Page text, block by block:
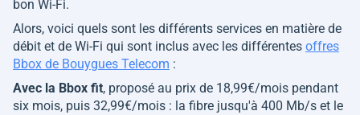
bon Wi-Fi.
Alors, voici quels sont les différents services en matière de
débit et de Wi-Fi qui sont inclus avec les différentes offres
Bbox de Bouygues Telecom :
Avec la Bbox fit, proposé au prix de 18,99€/mois pendant
six mois, puis 32,99€/mois : la fibre jusqu'à 400 Mb/s et le